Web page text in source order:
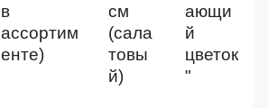
в
ассортим
енте)
см
(сала
товы
й)
ающи
й
цветок
"